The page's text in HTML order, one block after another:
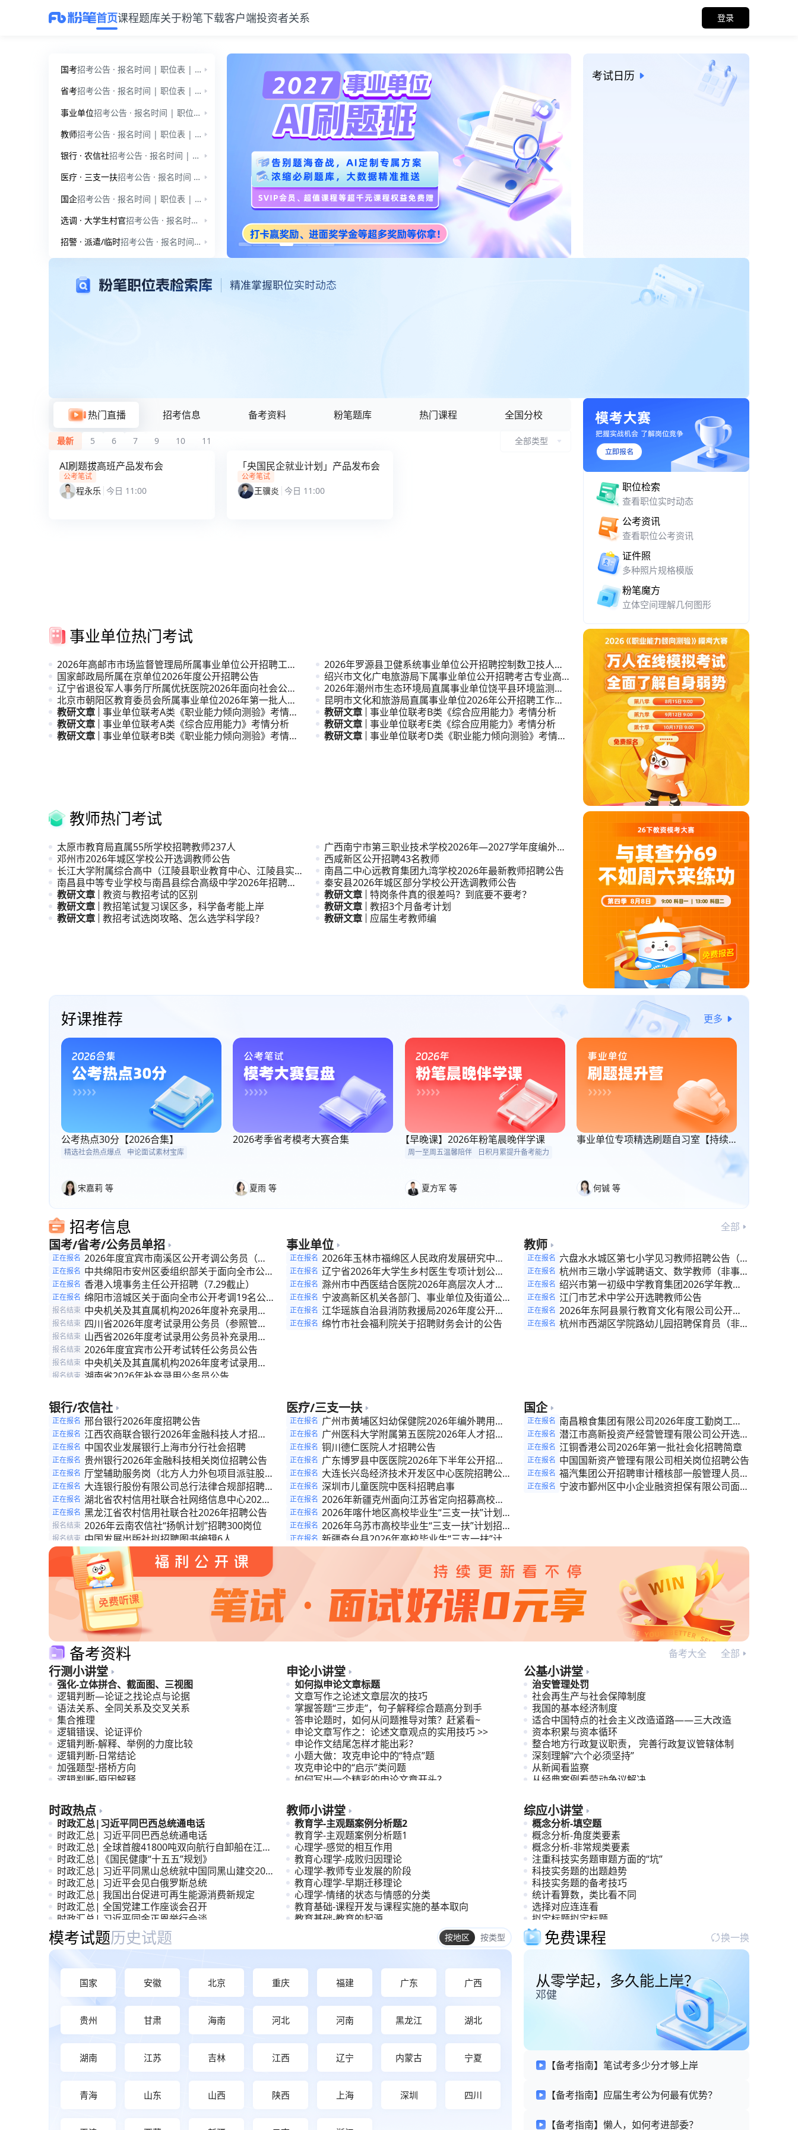
首页课程题库关于粉笔下载客户端投资者关系 登录
国考
招考公告 · 报名时间 | 职位表 | 公告通知 | 国家公务员-行测 | 国家公务员-申论 | 行测小讲堂 | 申论小讲堂 | 时政热点
省考
招考公告 · 报名时间 | 职位表 | 公告通知 | 省考模拟题-行测 | 省考小模考-申论 | 行测小讲堂 | 申论小讲堂 | 时政热点
事业单位
招考公告 · 报名时间 | 职位表 | 公告通知 | 事业单位-职测 | 事业单位-综应 | 公基小讲堂 | 综应小讲堂
教师
招考公告 · 报名时间 | 职位表 | 公告通知 | 教师招聘-学前教育 | 教师招聘-教育综合知识 | 教师小讲堂
银行 · 农信社
招考公告 · 报名时间 | 职位表 | 公告通知 | 银行招聘 | 招考公告 · 报名时间 · 职位表 | 公告通知 | 农信社
医疗 · 三支一扶
招考公告 · 报名时间 | 职位表 | 公告通知 | 医疗招聘-笔试 | 招考公告 · 报名时间 | 职位表 | 公告通知 | 三支一扶 | 三支一扶小讲堂
国企
招考公告 · 报名时间 | 职位表 | 公告通知 | 爱听干货
选调 · 大学生村官
招考公告 · 报名时间 · 职位表 | 公告通知 | 时政热点 | 爱听干货 | 招考公告 | 公告通知 | 时政热点 | 爱听干货
招警 · 派遣/临时
招考公告 · 报名时间 | 职位表 | 公告通知 | 公安招警 | 招考公告 · 报名时间 · 职位表 | 公告通知
考试日历
公考与事业单位备考服务
热门直播 招考信息 备考资料 粉笔题库 热门课程 全国分校
最新 5 6 7 9 10 11 全部类型
AI刷题拔高班产品发布会
公考笔试
程永乐 今日 11:00
「央国民企就业计划」产品发布会
公考笔试
王骥炎 今日 11:00
APP 下载与网页版入口
职位检索
查看职位实时动态
公考资讯
查看职位公考资讯
证件照
多种照片规格模版
粉笔魔方
立体空间理解几何图形
事业单位热门考试
2026年高邮市市场监督管理局所属事业单位公开招聘工作
人员公
国家邮政局所属在京单位2026年度公开招聘公告
辽宁省退役军人事务厅所属优抚医院2026年面向社会公开
招聘高
北京市朝阳区教育委员会所属事业单位2026年第一批人才
引进公
教研文章 事业单位联考A类《职业能力倾向测验》考情分
析
教研文章 事业单位联考A类《综合应用能力》考情分析
教研文章 事业单位联考B类《职业能力倾向测验》考情分
2026年罗源县卫健系统事业单位公开招聘控制数卫技人员
公告
绍兴市文化广电旅游局下属事业单位公开招聘考古专业高层
次人才公
2026年潮州市生态环境局直属事业单位饶平县环境监测站
公开招
昆明市文化和旅游局直属事业单位2026年公开招聘工作人
员公告
教研文章 事业单位联考B类《综合应用能力》考情分析
教研文章 事业单位联考E类《综合应用能力》考情分析
教研文章 事业单位联考D类《职业能力倾向测验》考情分
教师热门考试
太原市教育局直属55所学校招聘教师237人
邓州市2026年城区学校公开选调教师公告
长江大学附属综合高中（江陵县职业教育中心、江陵县实验
高级中学
南昌县中等专业学校与南昌县综合高级中学2026年招聘中
职与普
教研文章 教资与教招考试的区别
教研文章 教招笔试复习误区多，科学备考能上岸
教研文章 教招考试选岗攻略、怎么选学科学段？
广西南宁市第三职业技术学校2026年—2027学年度编外聘
用
西咸新区公开招聘43名教师
南昌二中心远教育集团九湾学校2026年最新教师招聘公告
秦安县2026年城区部分学校公开选调教师公告
教研文章 特岗条件真的很差吗？到底要不要考？
教研文章 教招3个月备考计划
教研文章
应届生考教师编
好课推荐 更多
公考热点30分【2026合集】
精选社会热点爆点 申论面试素材宝库
宋嘉莉 等
2026考季省考模考大赛合集
夏雨 等
【早晚课】2026年粉笔晨晚伴学课
周一至周五温馨陪伴 日积月累提升备考能力
夏方军 等
事业单位专项精选刷题自习室【持续
何铖 等
招考信息 全部
国考/省考/公务员单招
正在报名 2026年度宜宾市南溪区公开考调公务员（参
照管理人员）的公告
正在报名 中共绵阳市安州区委组织部关于面向全市公开
考调公务员（参照管理人员）的公告
正在报名 香港入境事务主任公开招聘（7.29截止）
正在报名 绵阳市涪城区关于面向全市公开考调19名公
务员(参照管理人员)的公告
报名结束 中央机关及其直属机构2026年度补充录用公
务员公告
报名结束 四川省2026年度考试录用公务员（参照管理
工作人员）补充录用公告
报名结束 山西省2026年度考试录用公务员补充录用公
告
报名结束 2026年度宜宾市公开考试转任公务员公告
报名结束 中央机关及其直属机构2026年度考试录用公
务员公告
报名结束 湖南省2026年补充录用公务员公告
告
报名结束 2026年度济宁市各级机关补充录用公务员公
告
报名结束 新疆维吾尔自治区法院系统2026年度专项招
录法官助理公告
报名结束
阿里地区关于2026年度从优秀乡村振兴等专
干中招录（聘）公务员（事业编制人员）的公
告
事业单位
正在报名 2026年玉林市福绵区人民政府发展研究中心
公开招聘见习生3人公告
正在报名 辽宁省2026年大学生乡村医生专项计划公开
招聘公告
正在报名 滁州市中西医结合医院2026年高层次人才引
进公告
正在报名 宁波高新区机关各部门、事业单位及街道公开
招聘编外人员的公告
正在报名 江华瑶族自治县消防救援局2026年度公开招
录公告
正在报名 绵竹市社会福利院关于招聘财务会计的公告
教师
正在报名 六盘水水城区第七小学见习教师招聘公告（8
月6日–31日报名）
正在报名 杭州市三墩小学诚聘语文、数学教师（非事
业）
正在报名 绍兴市第一初级中学教育集团2026学年教师
招聘公告
正在报名 江门市艺术中学公开选聘教师公告
正在报名 2026年东阿县景行教育文化有限公司公开招
聘教学服务人员简章
正在报名 杭州市西湖区学院路幼儿园招聘保育员（非事
银行/农信社
正在报名 邢台银行2026年度招聘公告
正在报名 江西农商联合银行2026年金融科技人才招聘
公告
正在报名 中国农业发展银行上海市分行社会招聘
正在报名 贵州银行2026年金融科技相关岗位招聘公告
正在报名 厅堂辅助服务岗（北方人力外包项目派驻股份
制商业银行）招聘简章
正在报名 大连银行股份有限公司总行法律合规部招聘公
告
正在报名 湖北省农村信用社联合社网络信息中心2026
年度招聘劳务派遣科技专业人才公告（第二
批）
正在报名 黑龙江省农村信用社联合社2026年招聘公告
报名结束 2026年云南农信社“扬帆计划”招聘300岗位
报名结束 中国发展出版社拟招聘图书编辑6人
报名结束 安徽省农村信用社联合社金融科技人员常态化
招聘公告
报名结束 安徽省农村信用社联合社招聘公告
医疗/三支一扶
正在报名 广州市黄埔区妇幼保健院2026年编外聘用人
员招聘公告
正在报名 广州医科大学附属第五医院2026年人才招聘
计划（十五）
正在报名 铜川德仁医院人才招聘公告
正在报名 广东博罗县中医医院2026年下半年公开招聘
编外卫生专业技术人员公告
正在报名 大连长兴岛经济技术开发区中心医院招聘公告
（2026年第二批）
正在报名 深圳市儿童医院中医科招聘启事
正在报名 2026年新疆克州面向江苏省定向招募高校毕
业生“三支一扶”计划人员的公告
正在报名 2026年喀什地区高校毕业生“三支一扶”计划招
募公告
正在报名 2026年乌苏市高校毕业生“三支一扶”计划招募
公告
正在报名 新疆奇台县2026年高校毕业生“三支一扶”计划
2026年木垒县高校毕业生“三支一扶”计划招募
国企
正在报名 南昌粮食集团有限公司2026年度工勤岗工作
人员公开招聘专题
正在报名 潜江市高新投资产经营管理有限公司公开选聘
预公告
正在报名 江铜香港公司2026年第一批社会化招聘简章
正在报名 中国国新资产管理有限公司相关岗位招聘公告
正在报名 福汽集团公开招聘审计稽核部一般管理人员的
公告
正在报名 宁波市鄞州区中小企业融资担保有限公司面向
备考资料 备考大全 全部
行测小讲堂
强化-立体拼合、截面图、三视图
逻辑判断—论证之找论点与论据
语法关系、全同关系及交叉关系
集合推理
逻辑错误、论证评价
逻辑判断-解释、举例的力度比较
逻辑判断-日常结论
加强题型-搭桥方向
逻辑判断-原因解释
申论小讲堂
如何拟申论文章标题
文章写作之论述文章层次的技巧
掌握答题“三步走”，句子解释综合题高分到手
答申论题时，如何从问题推导对策？赶紧看~
申论文章写作之：论述文章观点的实用技巧 >>
申论作文结尾怎样才能出彩？
小题大做：攻克申论中的“特点”题
攻克申论中的“启示”类问题
如何写出一个精彩的申论文章开头？
公基小讲堂
治安管理处罚
社会再生产与社会保障制度
我国的基本经济制度
适合中国特点的社会主义改造道路——三大改造
资本积累与资本循环
整合地方行政复议职责， 完善行政复议管辖体制
深刻理解“六个必须坚持”
从新闻看监察
从经典案例看劳动争议解决
时政热点
时政汇总|习近平同巴西总统通电话
时政汇总| 习近平同巴西总统通电话
时政汇总| 全球首艘41800吨双向航行自卸船在江苏
交付
时政汇总|《国民健康“十五五”规划》
时政汇总| 习近平同黑山总统就中国同黑山建交20
周年互致贺电
时政汇总| 习近平会见白俄罗斯总统
时政汇总| 我国出台促进可再生能源消费新规定
时政汇总| 全国党建工作座谈会召开
时政汇总| 习近平同金正恩举行会谈
时政汇总| 《前瞻布局和发展未来产业》
教师小讲堂
教育学-主观题案例分析题2
教育学-主观题案例分析题1
心理学-感觉的相互作用
教育心理学-成败归因理论
心理学-教师专业发展的阶段
教育心理学-早期迁移理论
心理学-情绪的状态与情感的分类
教育基础-课程开发与课程实施的基本取向
教育基础-教育的起源
教育基础-教师专业发展的内容与方法
综应小讲堂
概念分析-填空题
概念分析-角度类要素
概念分析-非常规类要素
注重科技实务题审题方面的“坑”
科技实务题的出题趋势
科技实务题的备考技巧
统计看算数，类比看不同
选择对应连连看
拟定标题拟定标题
双管齐下，攻克“寓言哲理型材料”难关
模考大赛与历年真题
模考试题历史试题
国家 安徽 北京 重庆 福建 广东 广西
贵州 甘肃 海南 河北 河南 黑龙江 湖北
湖南 江苏 吉林 江西 辽宁 内蒙古 宁夏
青海 山东 山西 陕西 上海 深圳 四川
免费课程 换一换
从零学起，多久能上岸？
邓健
【备考指南】笔试考多少分才够上岸
【备考指南】应届生考公为何最有优势？
【备考指南】懒人，如何考进部委？